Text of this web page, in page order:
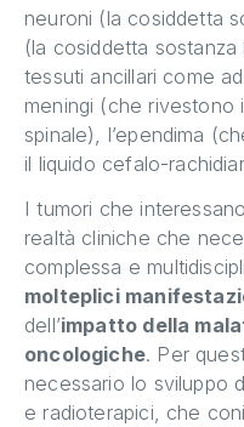
neuroni (la cosiddetta
(la cosiddetta
tessuti ancillari come
meningi (che rivestono
spinale), l’ependima
il liquido cefalo-
I tumori che
realtà cliniche che
complessa e
molteplici
dell’impatto della
oncologiche. Per
necessario lo sviluppo
e radioterapici, che